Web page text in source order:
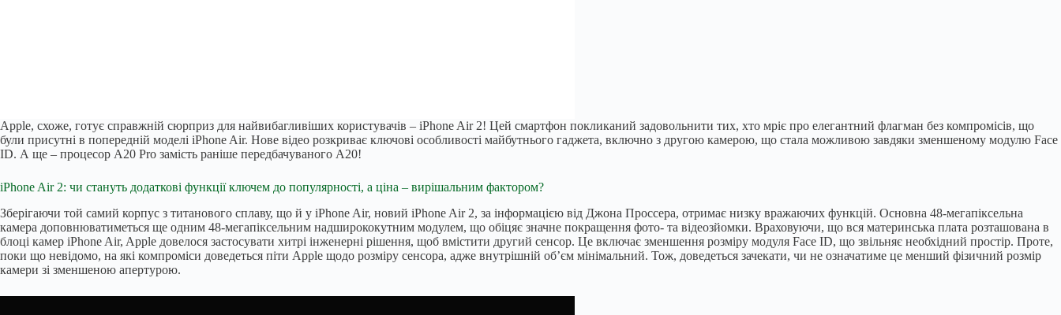
Apple, схоже, готує справжній сюрприз для найвибагливіших користувачів – iPhone Air 2! Цей смартфон покликаний задовольнити тих, хто мріє про елегантний флагман без компромісів, що
були присутні в попередній моделі iPhone Air. Нове відео розкриває ключові особливості майбутнього гаджета, включно з другою камерою, що стала можливою завдяки зменшеному модулю Face
ID. А ще – процесор A20 Pro замість раніше передбачуваного A20!
iPhone Air 2: чи стануть додаткові функції ключем до популярності, а ціна – вирішальним фактором?
Зберігаючи той самий корпус з титанового сплаву, що й у iPhone Air, новий iPhone Air 2, за інформацією від Джона Проссера, отримає низку вражаючих функцій. Основна 48-мегапіксельна
камера доповнюватиметься ще одним 48-мегапіксельним надширококутним модулем, що обіцяє значне покращення фото- та відеозйомки. Враховуючи, що вся материнська плата розташована в
блоці камер iPhone Air, Apple довелося застосувати хитрі інженерні рішення, щоб вмістити другий сенсор. Це включає зменшення розміру модуля Face ID, що звільняє необхідний простір. Проте,
поки що невідомо, на які компроміси доведеться піти Apple щодо розміру сенсора, адже внутрішній об’єм мінімальний. Тож, доведеться зачекати, чи не означатиме це менший фізичний розмір
камери зі зменшеною апертурою.